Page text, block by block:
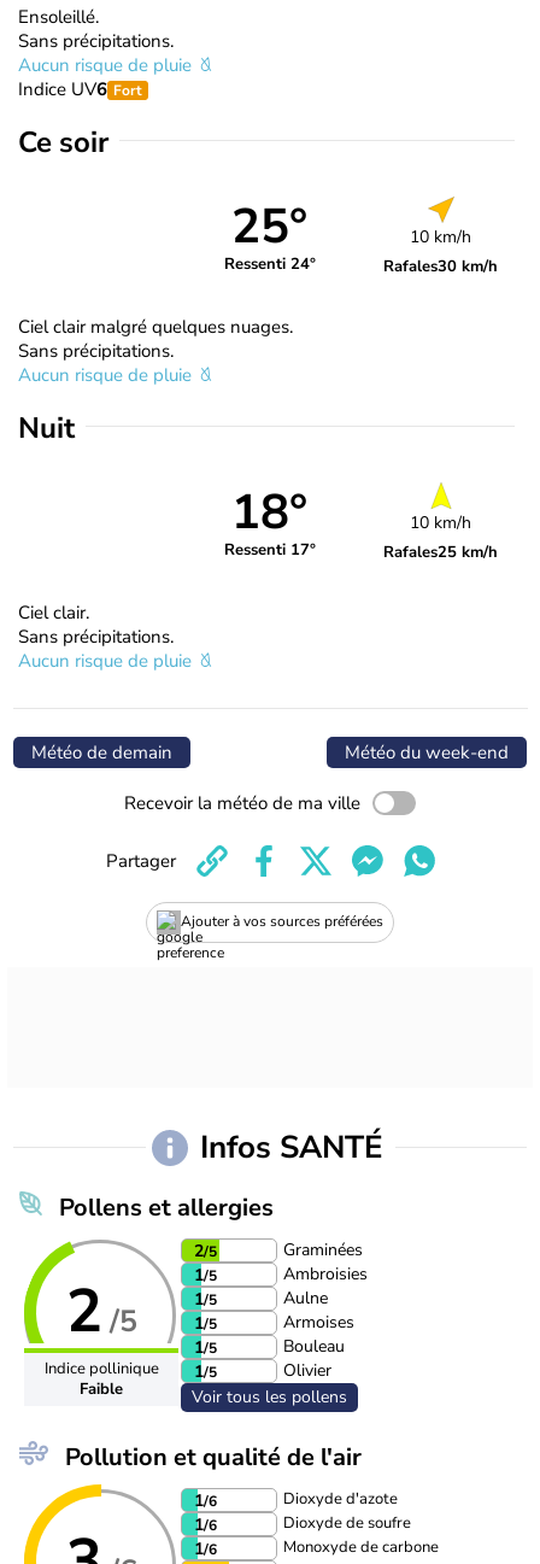
Ensoleillé.
Sans précipitations.
Aucun risque de pluie
Indice UV6 Fort
Ce soir
25°
Ressenti 24°
10 km/h
Rafales30 km/h
Ciel clair malgré quelques nuages.
Sans précipitations.
Aucun risque de pluie
Nuit
18°
Ressenti 17°
10 km/h
Rafales25 km/h
Ciel clair.
Sans précipitations.
Aucun risque de pluie
Météo de demain Météo du week-end
Recevoir la météo de ma ville
Ajouter à vos sources préférées
Partager
Infos SANTÉ
Pollens et allergies
2 /5
Indice pollinique
Faible
2/5
Graminées
1/5
Ambroisies
1/5
Aulne
1/5
Armoises
1/5
Bouleau
1/5
Olivier
Voir tous les pollens
Pollution et qualité de l'air
1/6 Dioxyde d'azote
1/6 Dioxyde de soufre
1/6 Monoxyde de carbone